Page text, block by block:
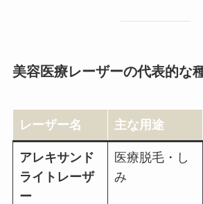
美容医療レーザーの代表的な
レーザー名 主な用途
アレキサンド
ライトレーザ
ー
医療脱毛・し
み